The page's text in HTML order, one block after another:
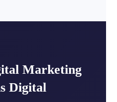
Marketing
Digital